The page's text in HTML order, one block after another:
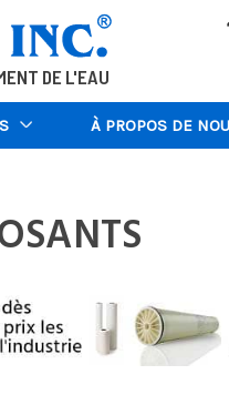
DE L'EAU
À PROPOS DE